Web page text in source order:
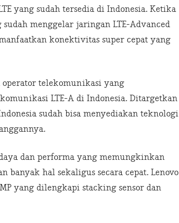
yang sudah tersedia di Indonesia. Ketika
menggelar jaringan LTE-Advanced
konektivitas super cepat yang
operator telekomunikasi yang
LTE-A di Indonesia. Ditargetkan
sudah bisa menyediakan teknologi
dan performa yang memungkinkan
hal sekaligus secara cepat. Lenovo
yang dilengkapi stacking sensor dan